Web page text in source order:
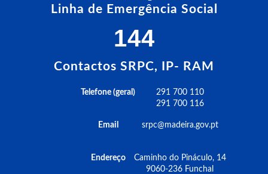
Linha de Emergência Social
144
Contactos SRPC, IP- RAM
Telefone (geral)
Email
Endereço
291 700 110
291 700 116
srpc@madeira.gov.pt
Caminho do Pináculo, 14
9060-236 Funchal